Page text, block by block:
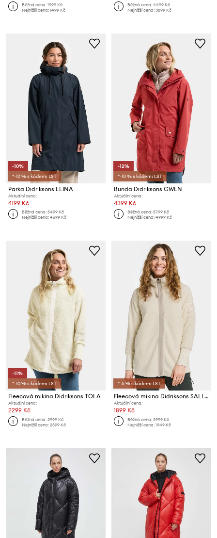
Běžná cena:1999 Kč
Nejnižší cena:1499 Kč
Běžná cena:4499 Kč
Nejnižší cena:3899 Kč
-10%
*-10 % s kódem: LST
Parka Didriksons ELINA
Aktuální cena:
4199 Kč
Běžná cena:5499 Kč
Nejnižší cena:4699 Kč
-12%
*-10 % s kódem: LST
Bunda Didriksons GWEN
Aktuální cena:
4399 Kč
Běžná cena:5799 Kč
Nejnižší cena:4999 Kč
-11%
*-10 % s kódem: LST
Fleecová mikina Didriksons TOLA
Aktuální cena:
2299 Kč
Běžná cena:2999 Kč
Nejnižší cena:2599 Kč
*-5 % s kódem: LST
Fleecová mikina Didriksons SALLY
Aktuální cena:
1899 Kč
Běžná cena:2999 Kč
Nejnižší cena:1949 Kč